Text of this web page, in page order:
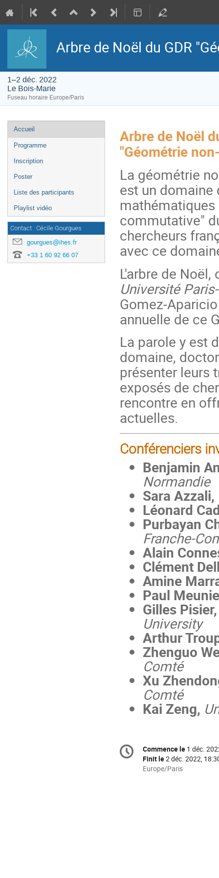
Arbre de Noël du GDR
1–2 déc. 2022
Le Bois-Marie
Fuseau horaire Europe/Paris
de
l'événement
Accueil
Programme
Inscription
Poster
Liste des participants
Playlist vidéo
Contact : Cécile Gourgues
gourgues@ihes.fr
+33 1 60 92 66 07
Arbre de Noël
"Géométrie
La géométrie
est un
mathématiques
commutative"
chercheurs
avec ce
L'arbre de
Université
Gomez-
annuelle de ce
La parole y est
domaine,
présenter leurs
exposés de
rencontre en
actuelles.
Conférenciers
Benjamin
Normandie
Sara Azzali,
Léonard
Purbayan
Franche-
Alain
Clément
Amine
Paul
Gilles Pisier,
University
Arthur
Zhenguo
Comté
Xu
Comté
Kai Zeng,
de
la
conférence
Date/Heure
Commence le 1 déc.
Finit le2 déc. 2022,
Toutes
Europe/Paris